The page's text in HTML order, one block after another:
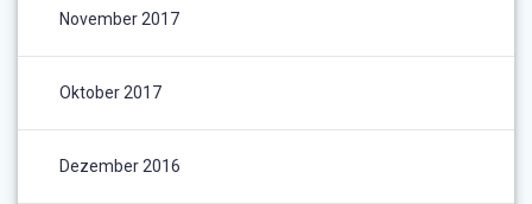
November 2017
Oktober 2017
Dezember 2016